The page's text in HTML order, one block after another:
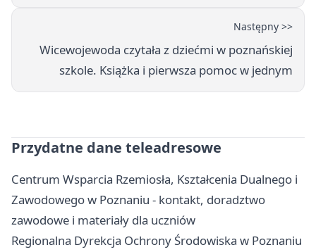
Następny >>
Wicewojewoda czytała z dziećmi w poznańskiej
szkole. Książka i pierwsza pomoc w jednym
Przydatne dane teleadresowe
Centrum Wsparcia Rzemiosła, Kształcenia Dualnego i
Zawodowego w Poznaniu - kontakt, doradztwo
zawodowe i materiały dla uczniów
Regionalna Dyrekcja Ochrony Środowiska w Poznaniu